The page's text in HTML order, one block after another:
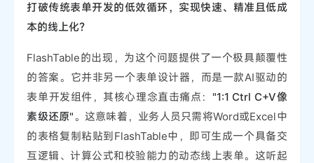
打破传统表单开发的低效循环，实现快速、精准且低成
本的线上化？
FlashTable的出现，为这个问题提供了一个极具颠覆性
的答案。它并非另一个表单设计器，而是一款AI驱动的
表单开发组件，其核心理念直击痛点： "1:1 Ctrl C+V像
素级还原"。这意味着，业务人员只需将Word或Excel中
的表格复制粘贴到FlashTable中，即可生成一个具备交
互逻辑、计算公式和校验能力的动态线上表单。这听起